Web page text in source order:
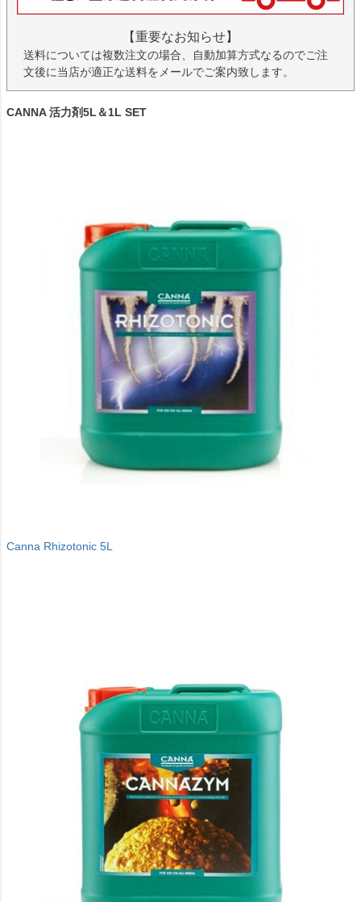
【重要なお知らせ】
送料については複数注文の場合、自動加算方式なるのでご注
文後に当店が適正な送料をメールでご案内致します。
CANNA 活力剤5L＆1L SET
Canna Rhizotonic 5L